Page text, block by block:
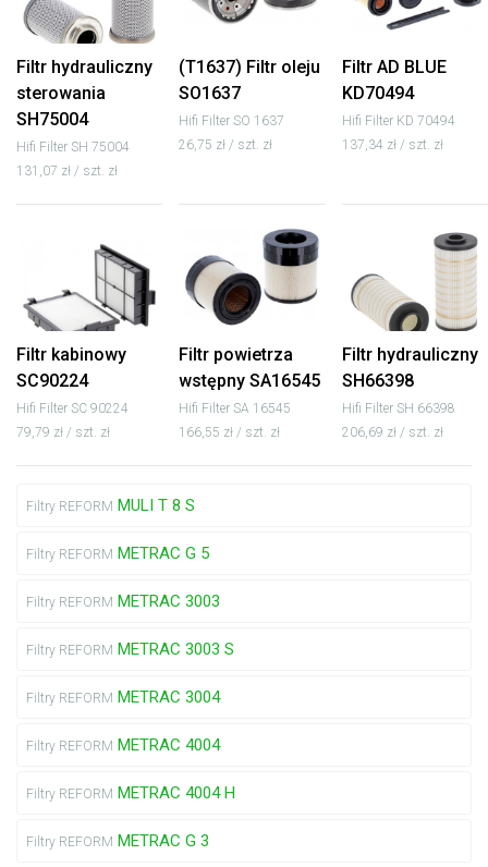
Filtr hydrauliczny
sterowania
SH75004
Hifi Filter SH 75004
131,07 zł / szt. zł
(T1637) Filtr oleju
SO1637
Hifi Filter SO 1637
26,75 zł / szt. zł
Filtr AD BLUE
KD70494
Hifi Filter KD 70494
137,34 zł / szt. zł
Filtr kabinowy
SC90224
Hifi Filter SC 90224
79,79 zł / szt. zł
Filtr powietrza
wstępny SA16545
Hifi Filter SA 16545
166,55 zł / szt. zł
Filtr hydrauliczny
SH66398
Hifi Filter SH 66398
206,69 zł / szt. zł
Filtry REFORM MULI T 8 S
Filtry REFORM METRAC G 5
Filtry REFORM METRAC 3003
Filtry REFORM METRAC 3003 S
Filtry REFORM METRAC 3004
Filtry REFORM METRAC 4004
Filtry REFORM METRAC 4004 H
Filtry REFORM METRAC G 3